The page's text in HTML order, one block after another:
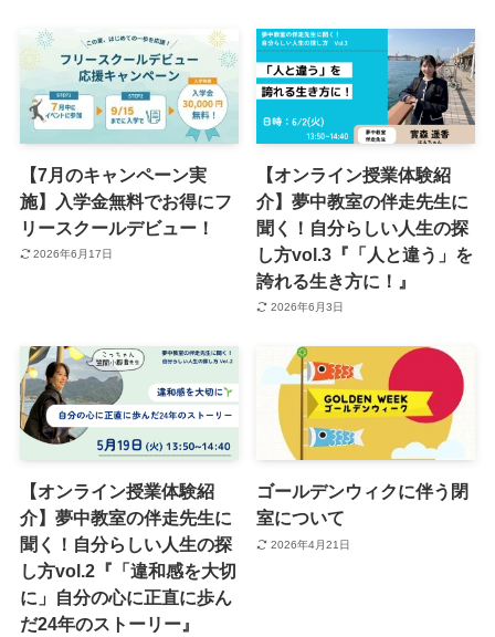
【7月のキャンペーン実
施】入学金無料でお得にフ
リースクールデビュー！
2026年6月17日
【オンライン授業体験紹
介】夢中教室の伴走先生に
聞く！自分らしい人生の探
し方vol.3『「人と違う」を
誇れる生き方に！』
2026年6月3日
【オンライン授業体験紹
介】夢中教室の伴走先生に
聞く！自分らしい人生の探
し方vol.2『「違和感を大切
に」自分の心に正直に歩ん
だ24年のストーリー』
ゴールデンウィクに伴う閉
室について
2026年4月21日